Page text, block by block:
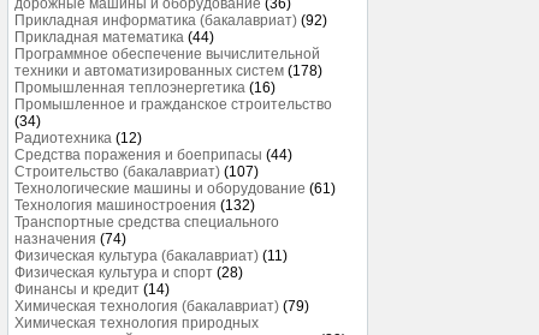
дорожные машины и оборудование (36)
Прикладная информатика (бакалавриат) (92)
Прикладная математика (44)
Программное обеспечение вычислительной
техники и автоматизированных систем (178)
Промышленная теплоэнергетика (16)
Промышленное и гражданское строительство
(34)
Радиотехника (12)
Средства поражения и боеприпасы (44)
Строительство (бакалавриат) (107)
Технологические машины и оборудование (61)
Технология машиностроения (132)
Транспортные средства специального
назначения (74)
Физическая культура (бакалавриат) (11)
Физическая культура и спорт (28)
Финансы и кредит (14)
Химическая технология (бакалавриат) (79)
Химическая технология природных